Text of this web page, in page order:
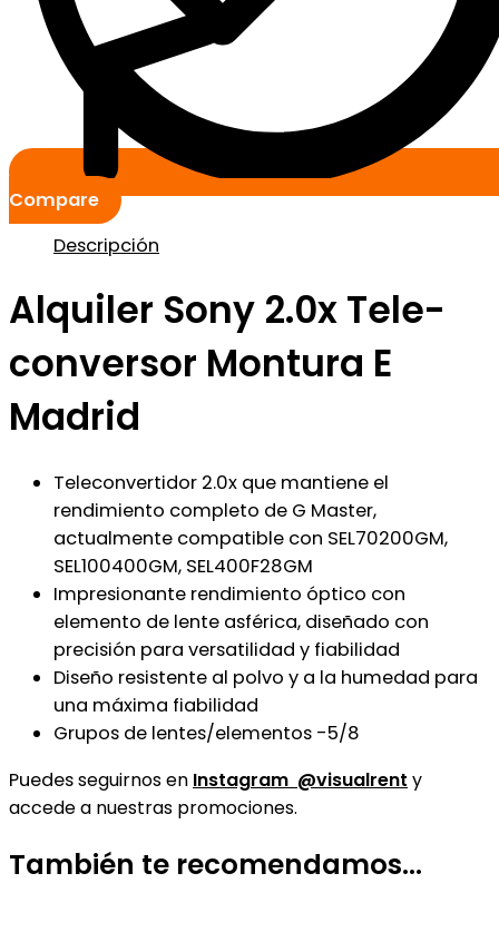
Compare
Descripción
Alquiler Sony 2.0x Tele-
conversor Montura E
Madrid
Teleconvertidor 2.0x que mantiene el
rendimiento completo de G Master,
actualmente compatible con SEL70200GM,
SEL100400GM, SEL400F28GM
Impresionante rendimiento óptico con
elemento de lente asférica, diseñado con
precisión para versatilidad y fiabilidad
Diseño resistente al polvo y a la humedad para
una máxima fiabilidad
Grupos de lentes/elementos -5/8
Puedesseguirnos en Instagram @visualrent y
accede a nuestras promociones.
También te recomendamos…